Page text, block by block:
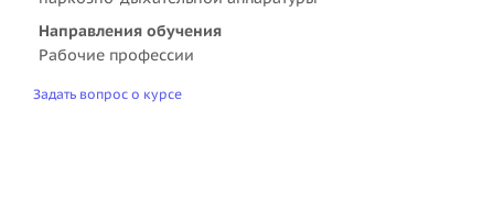
Направления обучения
Рабочие профессии
Задать вопрос о курсе